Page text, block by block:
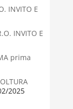
INVITO E
INVITO E
prima
2025